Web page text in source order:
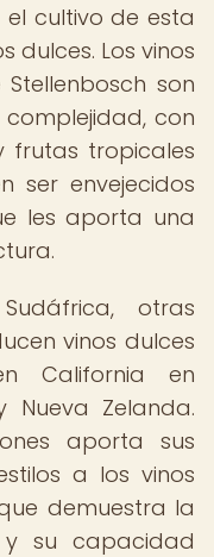
cultivo de esta
dulces. Los vinos
son
con
frutas tropicales
ser envejecidos
les aporta una
otras
vinos dulces
California en
Nueva Zelanda.
aporta sus
a los vinos
demuestra la
su capacidad